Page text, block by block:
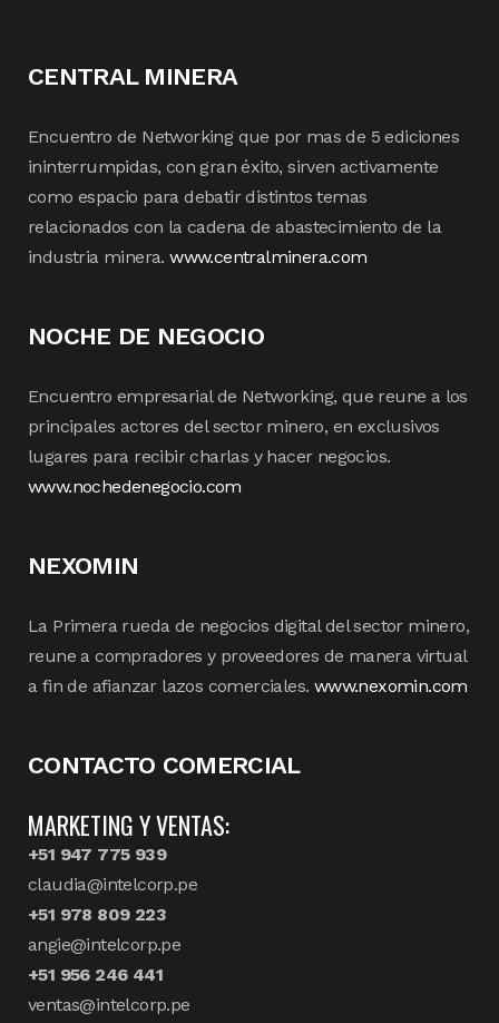
CENTRAL MINERA
Encuentro de Networking que por mas de 5 ediciones
ininterrumpidas, con gran éxito, sirven activamente
como espacio para debatir distintos temas
relacionados con la cadena de abastecimiento de la
industria minera.www.centralminera.com
NOCHE DE NEGOCIO
Encuentro empresarial de Networking, que reune a los
principales actores del sector minero, en exclusivos
lugares para recibir charlas y hacer negocios.
www.nochedenegocio.com
NEXOMIN
La Primera rueda de negocios digital del sector minero,
reune a compradores y proveedores de manera virtual
a fin de afianzar lazos comerciales. www.nexomin.com
CONTACTO COMERCIAL
MARKETING Y VENTAS:
+51 947 775 939
claudia@intelcorp.pe
+51 978 809 223
angie@intelcorp.pe
+51 956 246 441
ventas@intelcorp.pe